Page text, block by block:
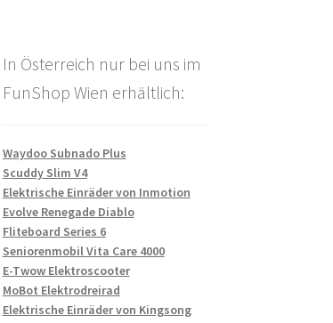
In Österreich nur bei uns im
FunShop Wien erhältlich:
Waydoo Subnado Plus
Scuddy Slim V4
Elektrische Einräder von Inmotion
Evolve Renegade Diablo
Fliteboard Series 6
Seniorenmobil Vita Care 4000
E-Twow Elektroscooter
MoBot Elektrodreirad
Elektrische Einräder von Kingsong